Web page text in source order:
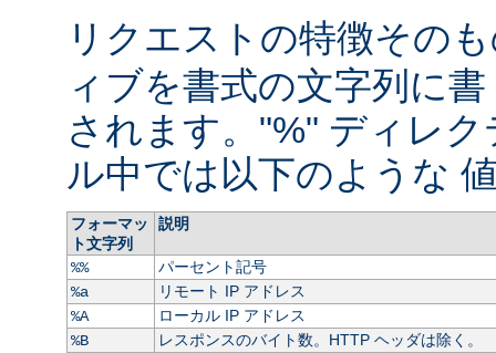
リクエストの特徴その
ィブを書式の文字列に
されます。"%" ディレ
ル中では以下のような
フォーマッ
ト文字列
説明
%%
パーセント記号
%a
リモート IP アドレス
%A
ローカル IP アドレス
%B
レスポンスのバイト数。HTTP ヘッダは除く。